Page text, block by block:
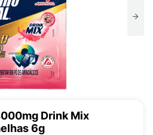
Drink Mix
6g